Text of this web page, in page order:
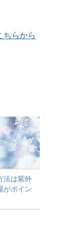
ちらから
法は紫外
がポイン